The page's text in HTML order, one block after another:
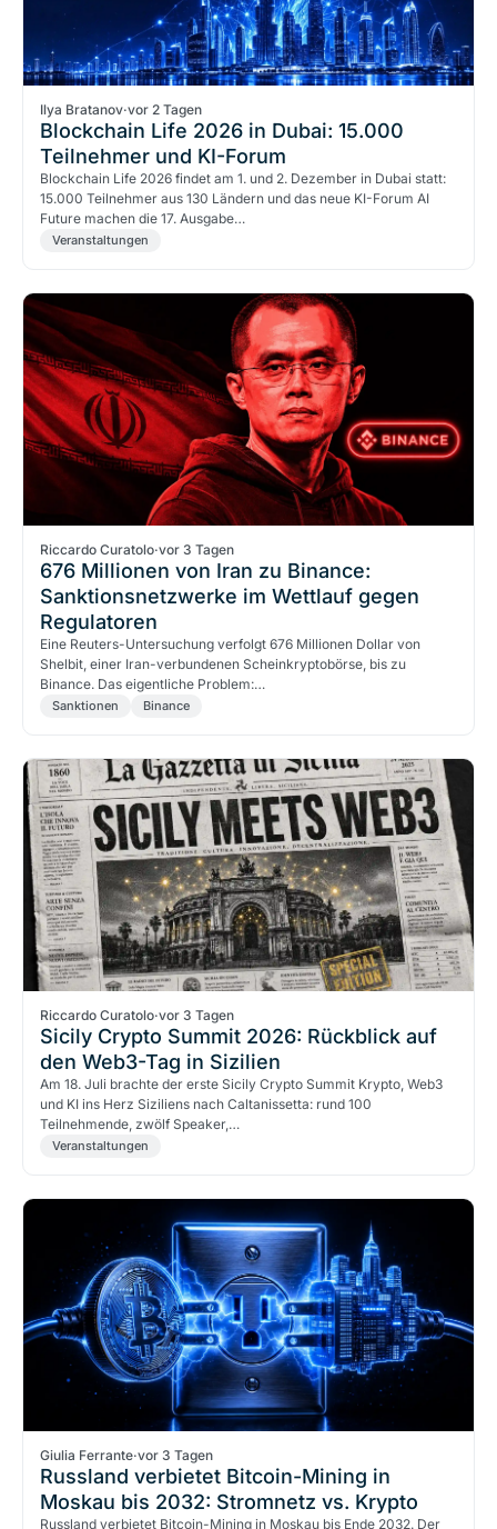
Ilya Bratanov·vor 2 Tagen
Blockchain Life 2026 in Dubai: 15.000
Teilnehmer und KI-Forum
Blockchain Life 2026 findet am 1. und 2. Dezember in Dubai statt:
15.000 Teilnehmer aus 130 Ländern und das neue KI-Forum AI
Future machen die 17. Ausgabe…
Veranstaltungen
Riccardo Curatolo·vor 3 Tagen
676 Millionen von Iran zu Binance:
Sanktionsnetzwerke im Wettlauf gegen
Regulatoren
Eine Reuters-Untersuchung verfolgt 676 Millionen Dollar von
Shelbit, einer Iran-verbundenen Scheinkryptobörse, bis zu
Binance. Das eigentliche Problem:…
Sanktionen Binance
Riccardo Curatolo·vor 3 Tagen
Sicily Crypto Summit 2026: Rückblick auf
den Web3-Tag in Sizilien
Am 18. Juli brachte der erste Sicily Crypto Summit Krypto, Web3
und KI ins Herz Siziliens nach Caltanissetta: rund 100
Teilnehmende, zwölf Speaker,…
Veranstaltungen
Giulia Ferrante·vor 3 Tagen
Russland verbietet Bitcoin-Mining in
Moskau bis 2032: Stromnetz vs. Krypto
Russland verbietet Bitcoin-Mining in Moskau bis Ende 2032. Der